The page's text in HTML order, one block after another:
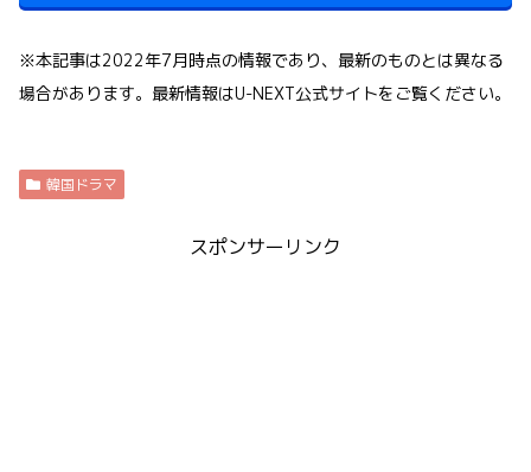
※本記事は2022年7月時点の情報であり、最新のものとは異なる
場合があります。最新情報はU-NEXT公式サイトをご覧ください。
韓国ドラマ
スポンサーリンク